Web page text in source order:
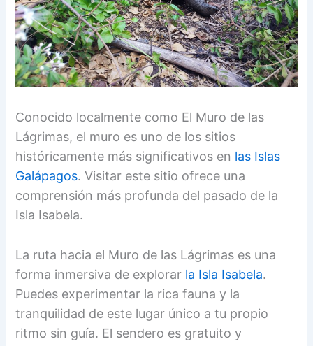
Conocido localmente como El Muro de las
Lágrimas, el muro es uno de los sitios
históricamente más significativos en las Islas
Galápagos. Visitar este sitio ofrece una
comprensión más profunda del pasado de la
Isla Isabela.
La ruta hacia el Muro de las Lágrimas es una
forma inmersiva de explorar la Isla Isabela.
Puedes experimentar la rica fauna y la
tranquilidad de este lugar único a tu propio
ritmo sin guía. El sendero es gratuito y